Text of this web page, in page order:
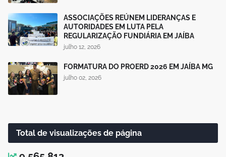
ASSOCIAÇÕES REÚNEM LIDERANÇAS E
AUTORIDADES EM LUTA PELA
REGULARIZAÇÃO FUNDIÁRIA EM JAÍBA
julho 12, 2026
FORMATURA DO PROERD 2026 EM JAÍBA MG
julho 02, 2026
Total de visualizações de página